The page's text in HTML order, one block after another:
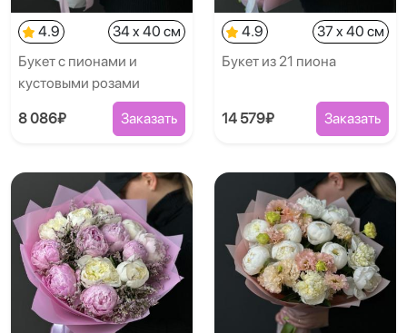
4.9
34 x 40 см
Букет с пионами и
кустовыми розами
8 086₽ Заказать
4.9
37 x 40 см
Букет из 21 пиона
14 579₽ Заказать